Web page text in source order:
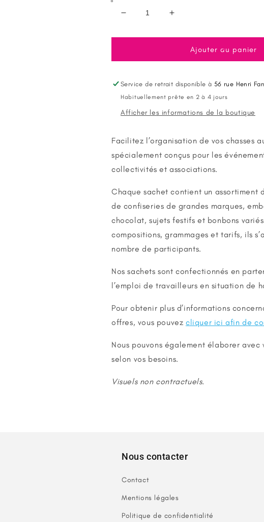
Réduire
quantité
Sachet
Pâques
&amp;
Augmenter
quantité
Sachet
Pâques
&amp;
Ajouter au panier
Service de retrait disponible à 56 rue Henri
Habituellement prête en 2 à 4 jours
Afficher les informations de la boutique
Facilitez l’organisation de vos chasses
spécialement conçus pour les
collectivités et associations.
Chaque sachet contient un assortiment
de confiseries de grandes marques,
chocolat, sujets festifs et bonbons
compositions, grammages et tarifs, ils
nombre de participants.
Nos sachets sont confectionnés en
l’emploi de travailleurs en situation de
Pour obtenir plus d’informations
offres, vous pouvez cliquer ici afin de
Nous pouvons également élaborer avec
selon vos besoins.
Visuels non contractuels.
Nous contacter
Contact
Mentions légales
Politique de confidentialité